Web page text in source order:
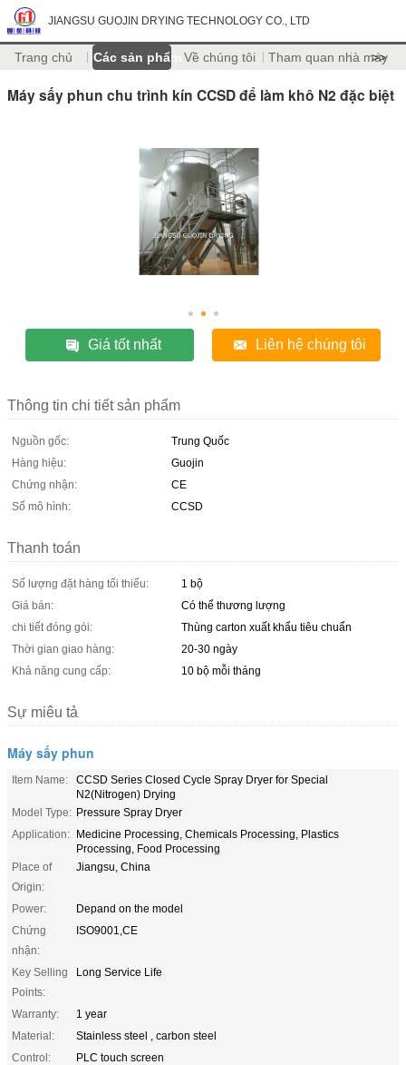
JIANGSU GUOJIN DRYING TECHNOLOGY CO., LTD
Trang chủ Các sản phẩm Về chúng tôi Tham quan nhà máy
>>
Máy sấy phun chu trình kín CCSD để làm khô N2 đặc biệt
Giá tốt nhất Liên hệ chúng tôi
Thông tin chi tiết sản phẩm
Nguồn gốc:
Trung Quốc
Hàng hiệu:
Guojin
Chứng nhận:
CE
Số mô hình:
CCSD
Thanh toán
Số lượng đặt hàng tối thiểu:
1 bộ
Giá bán:
Có thể thương lượng
chi tiết đóng gói:
Thùng carton xuất khẩu tiêu chuẩn
Thời gian giao hàng:
20-30 ngày
Khả năng cung cấp:
10 bộ mỗi tháng
Sự miêu tả
Máy sấy phun
Item Name:
CCSD Series Closed Cycle Spray Dryer for Special
N2(Nitrogen) Drying
Model Type: Pressure Spray Dryer
Application: Medicine Processing, Chemicals Processing, Plastics
Processing, Food Processing
Place of
Origin:
Jiangsu, China
Power:
Depand on the model
Chứng
nhận:
ISO9001,CE
Key Selling
Points:
Long Service Life
Warranty:
1 year
Material:
Stainless steel , carbon steel
Control:
PLC touch screen